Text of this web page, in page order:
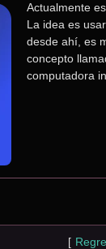
Actualmente
La idea es
desde ahí, es
concepto
computadora
[